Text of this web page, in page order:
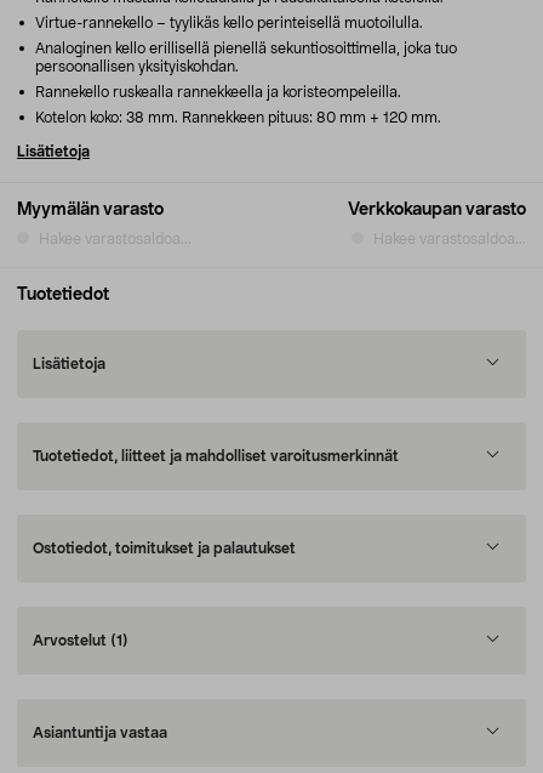
Myymälän varasto
Hakee varastosaldoa...
Verkkokaupan varasto
Hakee varastosaldoa...
Virtue-rannekello – tyylikäs kello perinteisellä muotoilulla.
Analoginen kello erillisellä pienellä sekuntiosoittimella, joka tuo
persoonallisen yksityiskohdan.
Rannekello ruskealla rannekkeella ja koristeompeleilla.
Kotelon koko: 38 mm. Rannekkeen pituus: 80 mm + 120 mm.
Lisätietoja
Tuotetiedot
Lisätietoja
Tuotetiedot, liitteet ja mahdolliset varoitusmerkinnät
Ostotiedot, toimitukset ja palautukset
Arvostelut (1)
Asiantuntija vastaa